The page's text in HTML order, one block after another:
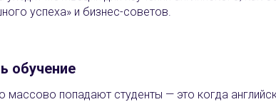
успеха‎» и бизнес-советов.‎
обучение
массово попадают студенты — это когда